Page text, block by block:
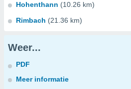
Hohenthann (10.26 km)
Rimbach (21.36 km)
Weer...
PDF
Meer informatie